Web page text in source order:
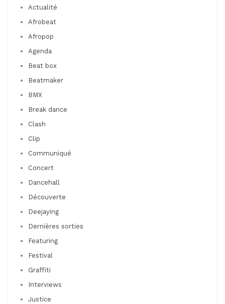
Actualité
Afrobeat
Afropop
Agenda
Beat box
Beatmaker
BMX
Break dance
Clash
Clip
Communiqué
Concert
Dancehall
Découverte
Deejaying
Dernières sorties
Featuring
Festival
Graffiti
Interviews
Justice